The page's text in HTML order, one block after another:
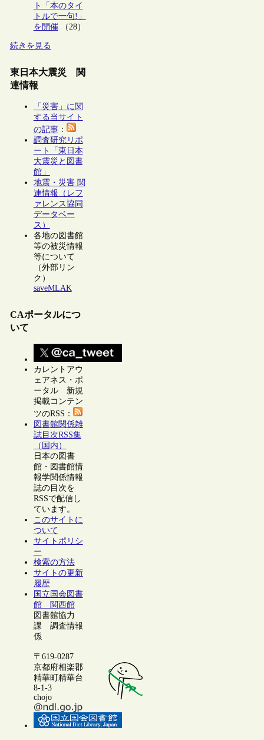
ト「本のタイ
トルで一句!」
を開催（28）
続きを見る
東日本大震災 関
連情報
「災害」に関
する当サイト
の記事：
調査研究リポ
ート「東日本
大震災と図書
館」
地震・災害 関
連情報（レフ
ァレンス協同
データベー
ス）
各地の図書館
等の被災情報
等について
（外部リン
ク）
saveMLAK
CAポータルにつ
いて
カレントアウ
ェアネス・ポ
ータル 新規
掲載コンテン
ツのRSS：
図書館関係雑
誌目次RSS集
（国内）
日本の図書
館・図書館情
報学関係情報
誌の目次を
RSSで配信し
ています。
このサイトに
ついて
サイトポリシ
ー
検索の方法
サイトの更新
履歴
国立国会図書
館 関西館
図書館協力
課 調査情報
係
〒619-0287
京都府相楽郡
精華町精華台
8-1-3
chojo